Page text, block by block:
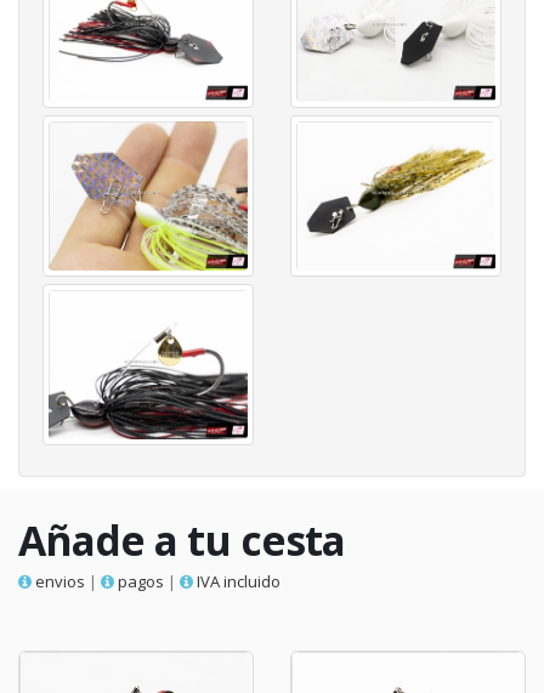
Añade a tu cesta
envios | pagos | IVA incluido